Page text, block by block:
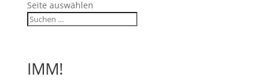
Seite auswählen
IMM!